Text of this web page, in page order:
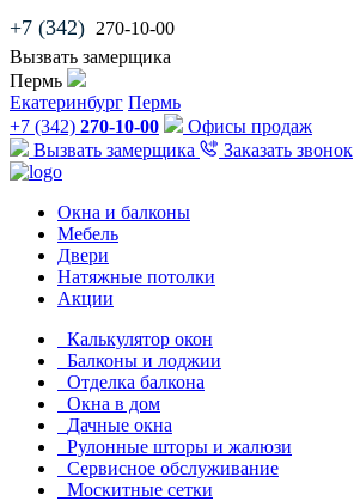
+7 (342) 270-10-00
Вызвать замерщика
Пермь
Екатеринбург Пермь
+7 (342) 270-10-00
Офисы продаж
Вызвать замерщика
Заказать звонок
Окна и балконы
Мебель
Двери
Натяжные потолки
Акции
Калькулятор окон
Балконы и лоджии
Отделка балкона
Окна в дом
Дачные окна
Рулонные шторы и жалюзи
Сервисное обслуживание
Москитные сетки